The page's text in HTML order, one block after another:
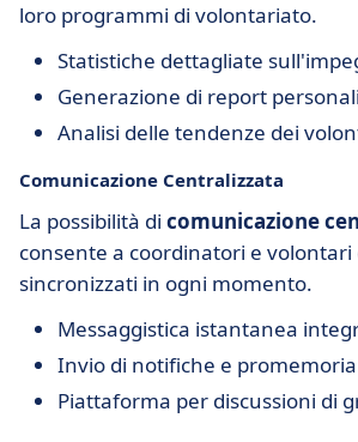
loro programmi di volontariato.
Statistiche dettagliate
Generazione di report
Analisi delle tendenze dei
Comunicazione Centralizzata
La possibilità di comunicazione
consente a coordinatori e
sincronizzati in ogni momento.
Messaggistica istantanea
Invio di notifiche e
Piattaforma per discussioni di